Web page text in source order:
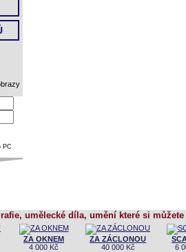
PC
umělecké díla, umění které si
ZA OKNEM
4 000 Kč
ZA ZÁCLONOU
40 000 Kč
6